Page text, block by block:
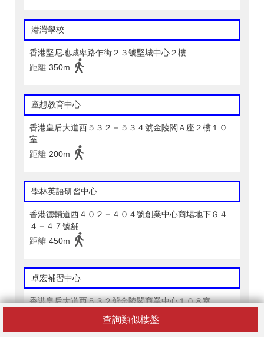
查詢類似樓盤
港灣學校
香港堅尼地城卑路乍街２３號堅城中心２樓
距離 350m
童想教育中心
香港皇后大道西５３２－５３４號金陵閣Ａ座２樓１０
室
距離 200m
學林英語研習中心
香港德輔道西４０２－４０４號創業中心商場地下Ｇ４
４－４７號舖
距離 450m
卓宏補習中心
香港皇后大道西５３２號金陵閣商業中心１０８室